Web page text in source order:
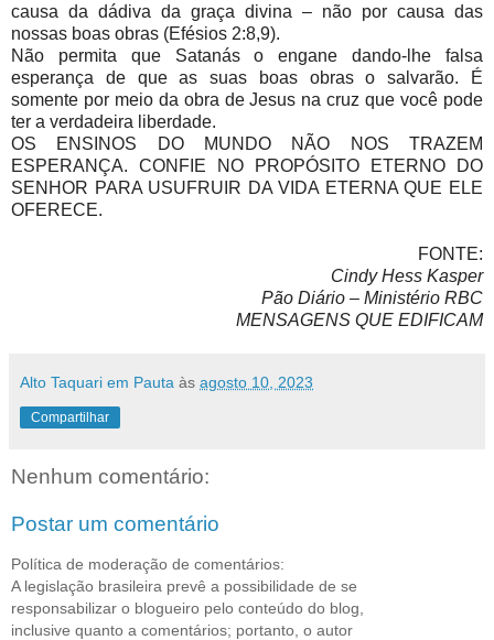
causa da dádiva da graça divina – não por causa das
nossas boas obras (Efésios 2:8,9).
Não permita que Satanás o engane dando-lhe falsa
esperança de que as suas boas obras o salvarão. É
somente por meio da obra de Jesus na cruz que você pode
ter a verdadeira liberdade.
OS ENSINOS DO MUNDO NÃO NOS TRAZEM
ESPERANÇA. CONFIE NO PROPÓSITO ETERNO DO
SENHOR PARA USUFRUIR DA VIDA ETERNA QUE ELE
OFERECE.
FONTE:
Cindy Hess Kasper
Pão Diário – Ministério RBC
MENSAGENS QUE EDIFICAM
Alto Taquari em Pauta às agosto 10, 2023
Compartilhar
Nenhum comentário:
Postar um comentário
Política de moderação de comentários:
A legislação brasileira prevê a possibilidade de se
responsabilizar o blogueiro pelo conteúdo do blog,
inclusive quanto a comentários; portanto, o autor